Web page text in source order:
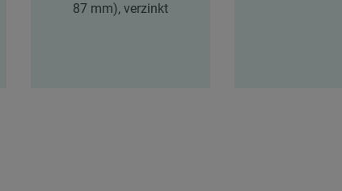
87 mm), verzinkt